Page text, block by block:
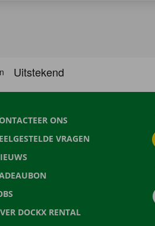
ONS
VRAGEN
DOCKX RENTAL